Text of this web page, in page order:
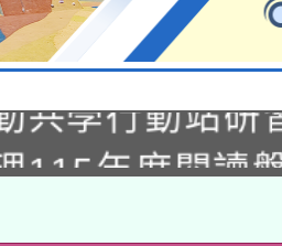
學年度第2次
果公告(無人
共學行動站研
115年度閱讀